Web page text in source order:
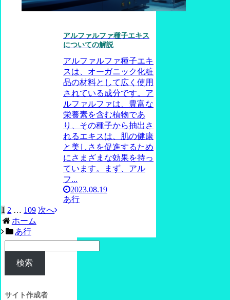
アルファルファ種子エキス
についての解説
アルファルファ種子エキ
スは、オーガニック化粧
品の材料として広く使用
されている成分です。ア
ルファルファは、豊富な
栄養素を含む植物であ
り、その種子から抽出さ
れるエキスは、肌の健康
と美しさを促進するため
にさまざまな効果を持っ
ています。まず、アル
フ...
2023.08.19
あ行
1 2 … 109 次へ
ホーム
あ行
検索
サイト作成者